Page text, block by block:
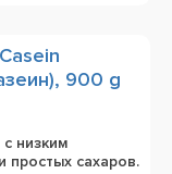
900 g
низким
простых сахаров.